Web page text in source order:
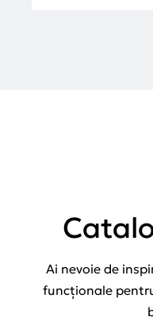
Ai nevoie de
funcționale